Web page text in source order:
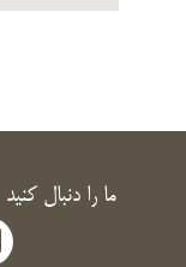
ما را دنبال کنید